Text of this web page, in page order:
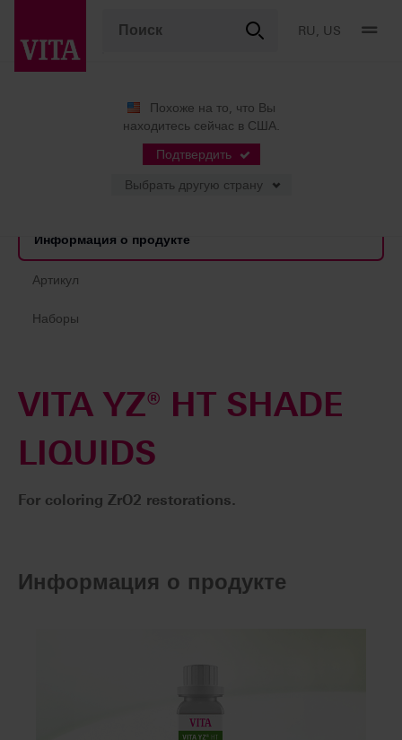
RU, US
Похоже на то, что Вы
находитесь сейчас в США.
Подтвердить
Выбрать другую страну
CAD/CAM
System components
VITA YZ® HT SHADE LIQUIDS
Информация о продукте
Артикул
Наборы
VITA YZ® HT SHADE
LIQUIDS
For coloring ZrO2 restorations.
Информация о продукте